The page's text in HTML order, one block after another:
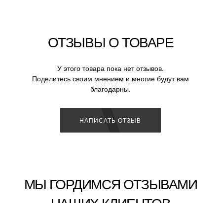
ОТЗЫВЫ О ТОВАРЕ
У этого товара пока нет отзывов.
Поделитесь своим мнением и многие будут вам
благодарны.
НАПИСАТЬ ОТЗЫВ
МЫ ГОРДИМСЯ ОТЗЫВАМИ